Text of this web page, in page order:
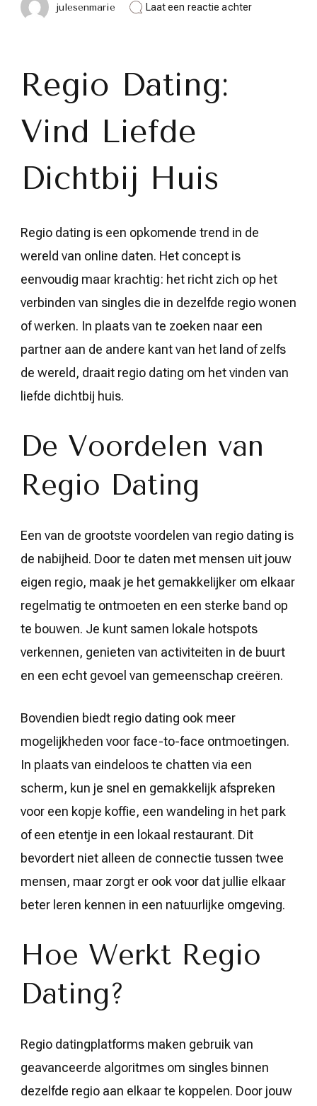
julesenmarie Laat een reactie achterop
Regio Dating:
Vind Liefde
Dichtbij Huis
Regio dating is een opkomende trend in de
wereld van online daten. Het concept is
eenvoudig maar krachtig: het richt zich op het
verbinden van singles die in dezelfde regio wonen
of werken. In plaats van te zoeken naar een
partner aan de andere kant van het land of zelfs
de wereld, draait regio dating om het vinden van
liefde dichtbij huis.
De Voordelen van
Regio Dating
Een van de grootste voordelen van regio dating is
de nabijheid. Door te daten met mensen uit jouw
eigen regio, maak je het gemakkelijker om elkaar
regelmatig te ontmoeten en een sterke band op
te bouwen. Je kunt samen lokale hotspots
verkennen, genieten van activiteiten in de buurt
en een echt gevoel van gemeenschap creëren.
Bovendien biedt regio dating ook meer
mogelijkheden voor face-to-face ontmoetingen.
In plaats van eindeloos te chatten via een
scherm, kun je snel en gemakkelijk afspreken
voor een kopje koffie, een wandeling in het park
of een etentje in een lokaal restaurant. Dit
bevordert niet alleen de connectie tussen twee
mensen, maar zorgt er ook voor dat jullie elkaar
beter leren kennen in een natuurlijke omgeving.
Hoe Werkt Regio
Dating?
Regio datingplatforms maken gebruik van
geavanceerde algoritmes om singles binnen
dezelfde regio aan elkaar te koppelen. Door jouw